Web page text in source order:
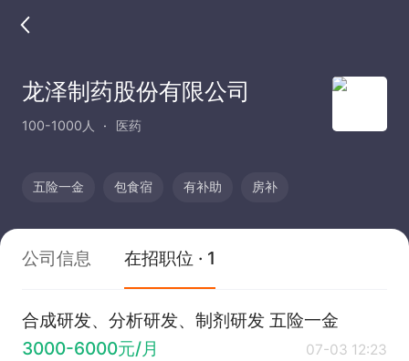
龙泽制药股份有限公司
100-1000人 医药
五险一金 包食宿 有补助 房补
公司信息 在招职位 · 1
合成研发、分析研发、制剂研发 五险一金
3000-6000元/月
07-03 12:23